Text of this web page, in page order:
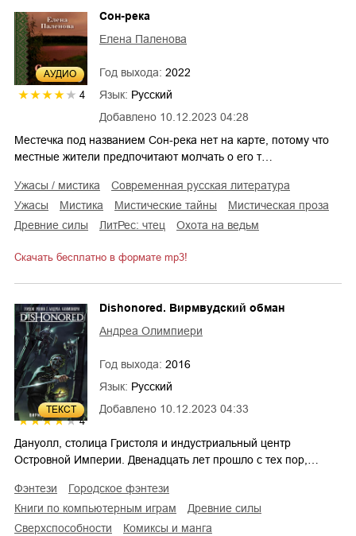
AУДИО
4
Добавлено 10.12.2023 04:28
Сон-река
Елена Паленова
Год выхода: 2022
Язык: Русский
Местечка под названием Сон-река нет на карте, потому что
местные жители предпочитают молчать о его т…
ужасы / мистика
современная русская литература
ужасы
мистика мистические тайны
мистическая проза
древние силы
ЛитРес: чтец охота на ведьм
Скачать бесплатно в формате mp3!
ТЕКСТ
4
Добавлено 10.12.2023 04:33
Dishonored. Вирмвудский обман
Андреа Олимпиери
Год выхода: 2016
Язык: Русский
Дануолл, столица Гристоля и индустриальный центр
Островной Империи. Двенадцать лет прошло с тех пор,…
фэнтези
городское фэнтези
книги по компьютерным играм
древние силы
сверхспособности
комиксы и манга